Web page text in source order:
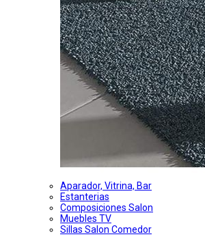
Aparador, Vitrina, Bar
Estanterias
Composiciones Salon
Muebles TV
Sillas Salon Comedor